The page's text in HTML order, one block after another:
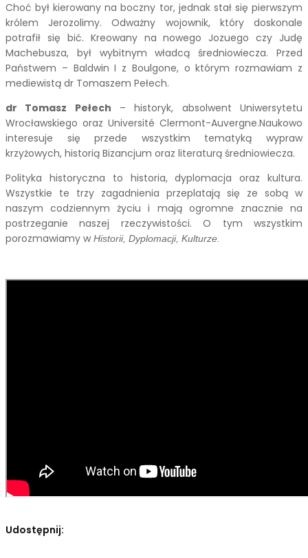
Choć był kierowany na boczny tor, jednak stał się pierwszym
królem Jerozolimy. Odważny wojownik, który doskonale
potrafił się bić. Kreowany na nowego Jozuego czy Judę
Machebusza, był wybitnym władcą średniowiecza. Przed
Państwem – Baldwin I z Boulgone, o którym rozmawiam z
mediewistą dr Tomaszem Pełech.
dr Tomasz Pełech – historyk, absolwent Uniwersytetu
Wrocławskiego oraz Université Clermont-Auvergne.Naukowo
interesuje się przede wszystkim tematyką wypraw
krzyżowych, historią Bizancjum oraz literaturą średniowiecza.
Polityka historyczna to historia, dyplomacja oraz kultura.
Wszystkie te trzy zagadnienia przeplatają się ze sobą w
naszym codziennym życiu i mają ogromne znacznie na
postrzeganie naszej rzeczywistości. O tym wszystkim
porozmawiamy w Historii, Dyplomacji, Kulturze.
Udostępnij: